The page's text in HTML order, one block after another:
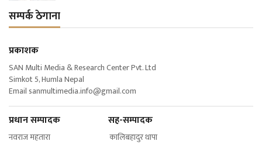
सम्पर्क ठेगाना
प्रकाशक
SAN Multi Media & Research Center Pvt. Ltd
Simkot 5, Humla Nepal
Email sanmultimedia.info@gmail.com
प्रधान सम्पादक सह-सम्पादक
नवराज महतारा कालिबहादुर थापा